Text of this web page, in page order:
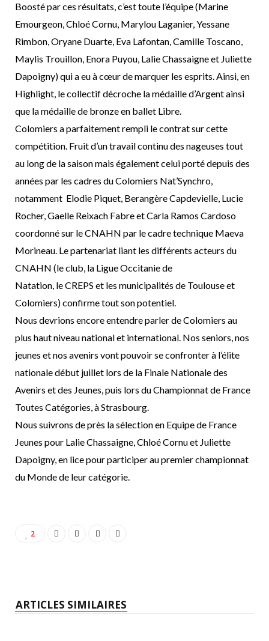
Boosté par ces résultats, c’est toute l’équipe(Marine
Emourgeon, Chloé Cornu, Marylou Laganier, Yessane
Rimbon, Oryane Duarte, Eva Lafontan, Camille Toscano,
Maylis Trouillon, Enora Puyou, Lalie Chassaigne et Juliette
Dapoigny) qui a eu à cœur de marquer les esprits.Ainsi, en
Highlight, le collectif décroche la médailled’Argent ainsi
que la médaille de bronze en ballet Libre.
Colomiers a parfaitement rempli le contrat sur cette
compétition. Fruit d’un travail continu des nageuses tout
au long de la saison mais également celui porté depuis des
années par les cadres du Colomiers Nat’Synchro,
notamment Elodie Piquet, Berangère Capdevielle, Lucie
Rocher, Gaelle Reixach Fabre et Carla Ramos Cardoso
coordonné sur le CNAHN par le cadre technique Maeva
Morineau. Le partenariat liant les différents acteurs du
CNAHN (le club, la Ligue Occitanie de
Natation, le CREPS et les municipalités de Toulouse et
Colomiers) confirme tout son potentiel.
Nous devrions encore entendre parler de Colomiers au
plus haut niveau national et international. Nos seniors, nos
jeunes et nos avenirs vont pouvoir se confronter à l’élite
nationale début juillet lors de la Finale Nationale des
Avenirs et des Jeunes, puis lors du Championnat de France
Toutes Catégories, à Strasbourg.
Nous suivrons de près la sélection en Equipe de France
Jeunes pour Lalie Chassaigne,Chloé Cornu et Juliette
Dapoigny, en lice pour participer au premier championnat
du Monde de leur catégorie.
2
ARTICLES SIMILAIRES